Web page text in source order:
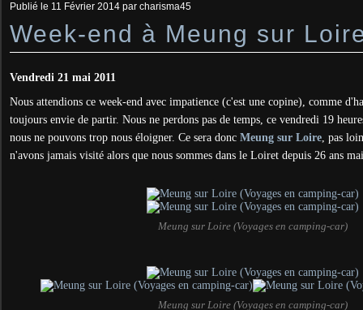
Publié le 11 Février 2014 par charisma45
Week-end à Meung sur
Vendredi 21 mai 2011
Nous attendions ce week-end avec impatience (c'est une copine), comme
toujours envie de partir. Nous ne perdons pas de temps, ce vendredi 19
nous ne pouvons trop nous éloigner. Ce sera donc Meung sur Loire, pas
n'avons jamais visité alors que nous sommes dans le Loiret depuis 26 ans
Meung sur Loire (Voyages en camping-car)
Meung sur Loire (Voyages en camping-car)